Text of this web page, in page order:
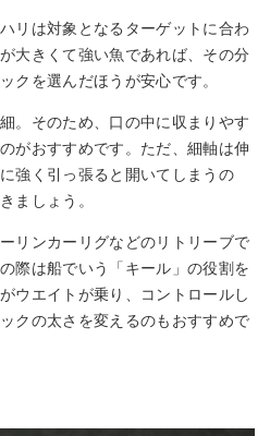
リは対象となるターゲットに合わ
大きくて強い魚であれば、その分
クを選んだほうが安心です。
。そのため、口の中に収まりやす
がおすすめです。ただ、細軸は伸
強く引っ張ると開いてしまうの
ましょう。
リンカーリグなどのリトリーブで
際は船でいう「キール」の役割を
ウエイトが乗り、コントロールし
クの太さを変えるのもおすすめで